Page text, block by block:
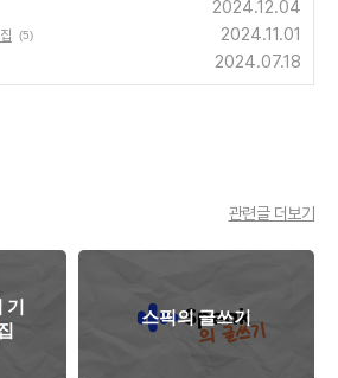
2024.12.04
(5) 2024.11.01
2024.07.18
관련글 더보기
기
스픽의 글쓰기